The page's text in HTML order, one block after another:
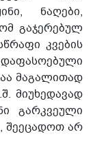
ნაღები,
გაჯერებულ
კვების
მაგალითად
მიუხედავად
გარკვეული
შეეცადოთ არ